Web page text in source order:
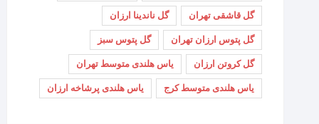
گل قاشقی تهران گل ناندینا ارزان
گل پتوس ارزان تهران گل پتوس سبز
گل کروتن ارزان یاس هلندی متوسط تهران
یاس هلندی متوسط کرج یاس هلندی پرشاخه ارزان